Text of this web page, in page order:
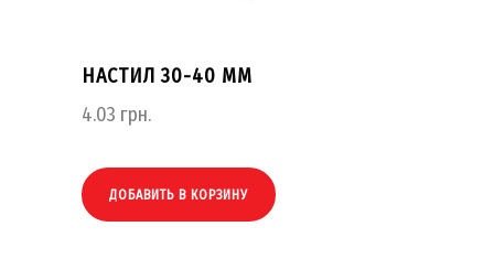
НАСТИЛ 30-40 ММ
4.03 грн.
ДОБАВИТЬ В КОРЗИНУ